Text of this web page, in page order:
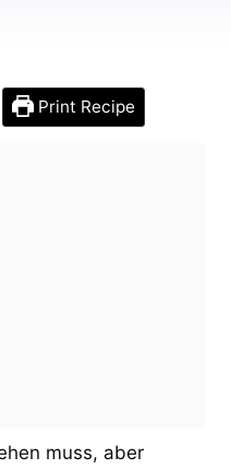
Print Recipe
muss, aber